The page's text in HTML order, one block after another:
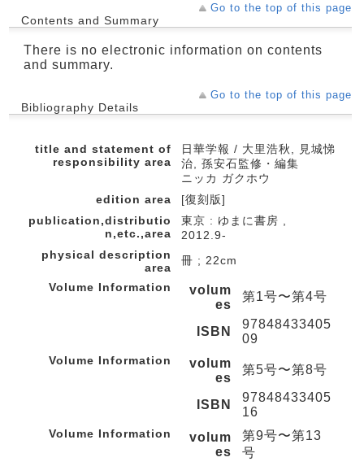
Go to the top of this page
Contents and Summary
There is no electronic information on contents
and summary.
Go to the top of this page
Bibliography Details
title and statement of
responsibility area
日華学報 / 大里浩秋, 見城悌
治, 孫安石監修・編集
ニッカ ガクホウ
edition area
[復刻版]
publication,distributio
n,etc.,area
東京 : ゆまに書房 ,
2012.9-
physical description
area
冊 ; 22cm
Volume Information
volum
es
第1号〜第4号
ISBN
97848433405
09
Volume Information
volum
es
第5号〜第8号
ISBN
97848433405
16
Volume Information
volum
es
第9号〜第13
号